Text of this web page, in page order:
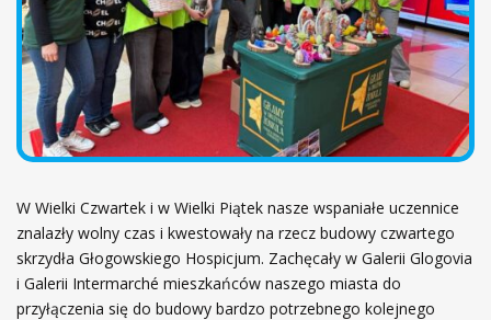
W Wielki Czwartek i w Wielki Piątek nasze wspaniałe uczennice
znalazły wolny czas i kwestowały na rzecz budowy czwartego
skrzydła Głogowskiego Hospicjum. Zachęcały w Galerii Glogovia
i Galerii Intermarché mieszkańców naszego miasta do
przyłączenia się do budowy bardzo potrzebnego kolejnego